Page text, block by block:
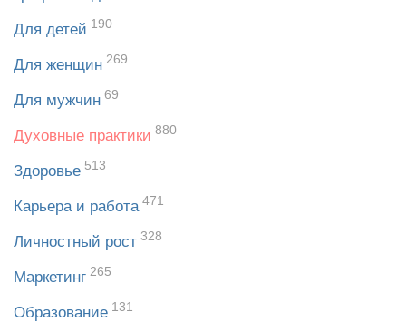
Для детей 190
Для женщин 269
Для мужчин 69
Духовные практики 880
Здоровье 513
Карьера и работа 471
Личностный рост 328
Маркетинг 265
Образование 131